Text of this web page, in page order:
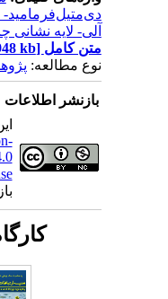
دی‌متیل‌فرمامید-
آلی- لایه نشانی
متن کامل[PDF 948 kb]
نوع مطالعه:
بازنشر اطلاعات
4.0